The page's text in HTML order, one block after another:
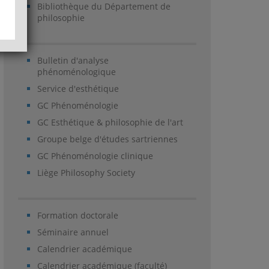
Bibliothèque du Département de
philosophie
Bulletin d'analyse
phénoménologique
Service d'esthétique
GC Phénoménologie
GC Esthétique & philosophie de l'art
Groupe belge d'études sartriennes
GC Phénoménologie clinique
Liège Philosophy Society
Formation doctorale
Séminaire annuel
Calendrier académique
Calendrier académique (faculté)